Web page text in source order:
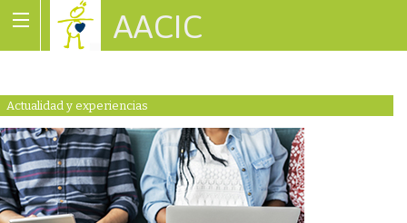
AACIC
Actualidad y experiencias